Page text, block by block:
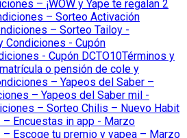
– ¡WOW y Yape te regalan 2
– Sorteo Activación
– Sorteo Tailoy -
Condiciones - Cupón
- Cupón DCTO10Términos y
o pensión de cole y
– Yapeos del Saber –
– Yapeos del Saber mil -
– Sorteo Chilis – Nuevo Habit
Encuestas in app - Marzo
Escoge tu premio y yapea – Marzo